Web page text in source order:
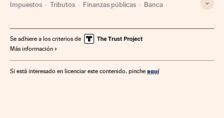
Impuestos Tributos Finanzas públicas Banca
Se adhiere a los criterios de
Más información
Si está interesado en licenciar este contenido, pinche aquí